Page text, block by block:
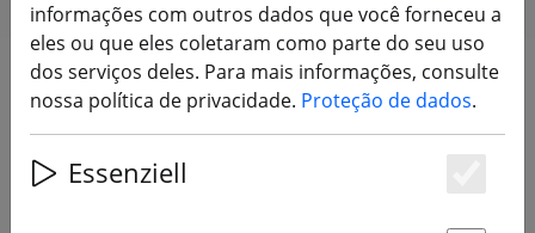
Start Marcas Axisflying
Todos os produtos de Axisflying
informações com outros dados que você forneceu a
eles ou que eles coletaram como parte do seu uso
dos serviços deles. Para mais informações, consulte
nossa política de privacidade. Proteção de dados.
Essenziell